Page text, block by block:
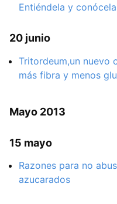
Entiéndela y conócela
20 junio
Tritordeum,un nuevo
más fibra y menos
Mayo 2013
15 mayo
Razones para no
azucarados